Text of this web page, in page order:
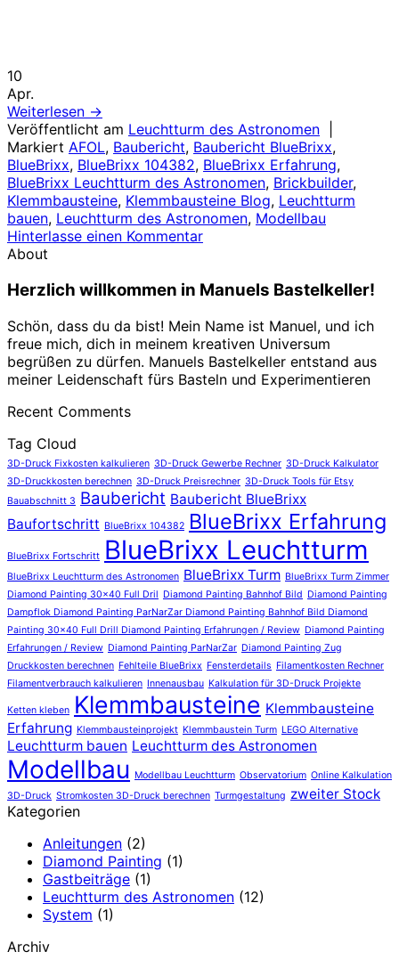
10
Apr.
Weiterlesen →
Veröffentlicht am Leuchtturm des Astronomen
Markiert AFOL, Baubericht, Baubericht BlueBrixx,
BlueBrixx, BlueBrixx 104382, BlueBrixx Erfahrung,
BlueBrixx Leuchtturm des Astronomen, Brickbuilder,
Klemmbausteine, Klemmbausteine Blog, Leuchtturm
bauen, Leuchtturm des Astronomen, Modellbau
Hinterlasse einen Kommentar
About
Herzlich willkommen in Manuels Bastelkeller!
Schön, dass du da bist! Mein Name ist Manuel, und ich
freue mich, dich in meinem kreativen Universum
begrüßen zu dürfen. Manuels Bastelkeller entstand aus
meiner Leidenschaft fürs Basteln und Experimentieren
Recent Comments
Tag Cloud
3D-Druck Fixkosten kalkulieren 3D-Druck Gewerbe Rechner 3D-Druck Kalkulator
3D-Druckkosten berechnen 3D-Druck Preisrechner 3D-Druck Tools für Etsy
Bauabschnitt 3 Baubericht Baubericht BlueBrixx
Baufortschritt BlueBrixx 104382 BlueBrixx Erfahrung
BlueBrixx Fortschritt BlueBrixx Leuchtturm
BlueBrixx Leuchtturm des Astronomen BlueBrixx Turm BlueBrixx Turm Zimmer
Diamond Painting 30x40 Full Dril Diamond Painting Bahnhof Bild Diamond Painting
Dampflok Diamond Painting ParNarZar Diamond Painting Bahnhof Bild Diamond
Painting 30x40 Full Drill Diamond Painting Erfahrungen / Review Diamond Painting
Erfahrungen / Review Diamond Painting ParNarZar Diamond Painting Zug
Druckkosten berechnen Fehlteile BlueBrixx Fensterdetails Filamentkosten Rechner
Filamentverbrauch kalkulieren Innenausbau Kalkulation für 3D-Druck Projekte
Ketten kleben Klemmbausteine Klemmbausteine
Erfahrung Klemmbausteinprojekt Klemmbaustein Turm LEGO Alternative
Leuchtturm bauen Leuchtturm des Astronomen
Modellbau Modellbau Leuchtturm Observatorium Online Kalkulation
3D-Druck Stromkosten 3D-Druck berechnen Turmgestaltung zweiter Stock
Kategorien
Anleitungen (2)
Diamond Painting (1)
Gastbeiträge (1)
Leuchtturm des Astronomen (12)
System (1)
Archiv